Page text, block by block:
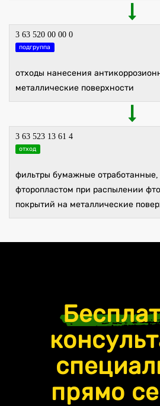
3 63 520 00 00 0
подгруппа
отходы нанесения
металлические поверхности
3 63 523 13 61 4
отход
фильтры бумажные отработанные,
фторопластом при распылении
покрытий на металлические
прямо